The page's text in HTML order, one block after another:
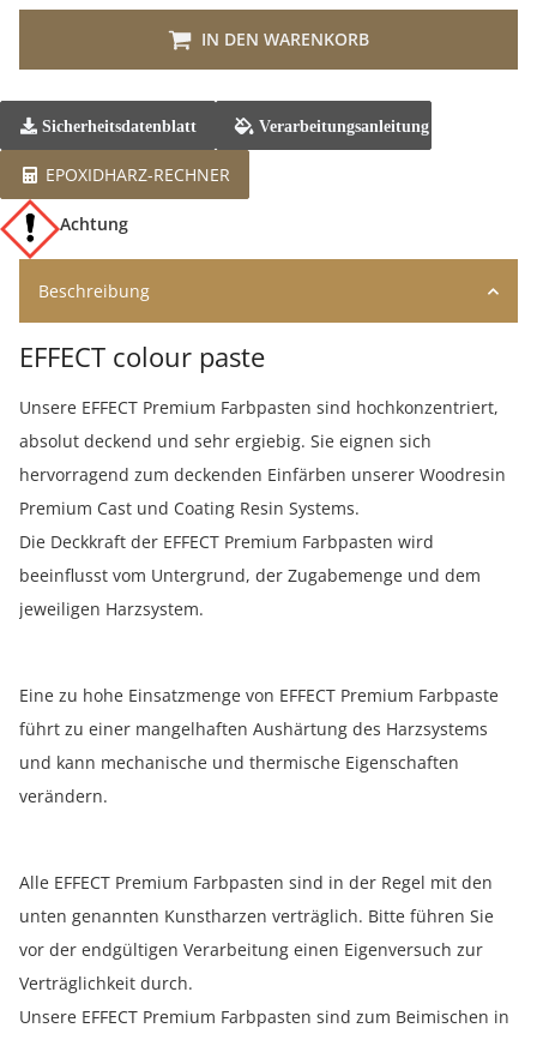
IN DEN WARENKORB
Sicherheitsdatenblatt Verarbeitungsanleitung
EPOXIDHARZ-RECHNER
Achtung
Beschreibung
EFFECT colour paste
Unsere EFFECT Premium Farbpasten sind hochkonzentriert,
absolut deckend und sehr ergiebig. Sie eignen sich
hervorragend zum deckenden Einfärben unserer Woodresin
Premium Cast und Coating Resin Systems.
Die Deckkraft der EFFECT Premium Farbpasten wird
beeinflusst vom Untergrund, der Zugabemenge und dem
jeweiligen Harzsystem.
Eine zu hohe Einsatzmenge von EFFECT Premium Farbpaste
führt zu einer mangelhaften Aushärtung des Harzsystems
und kann mechanische und thermische Eigenschaften
verändern.
Alle EFFECT Premium Farbpasten sind in der Regel mit den
unten genannten Kunstharzen verträglich. Bitte führen Sie
vor der endgültigen Verarbeitung einen Eigenversuch zur
Verträglichkeit durch.
Unsere EFFECT Premium Farbpasten sind zum Beimischen in